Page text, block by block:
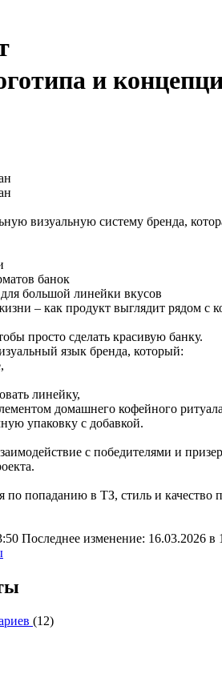
и
визуальную систему бренда,
банок
большой линейки вкусов
– как продукт выглядит рядом с
просто сделать красивую банку.
язык бренда, который:
линейку,
домашнего кофейного
упаковку с добавкой.
с победителями и
по попаданию в ТЗ, стиль и качество
Последнее изменение: 16.03.2026 в
(12)